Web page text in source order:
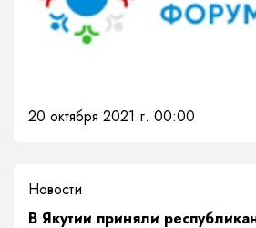
20 октября 2021 г. 00:00
Новости
В Якутии приняли